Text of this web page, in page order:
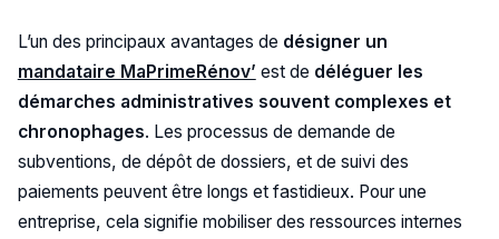
L’un des principaux avantages de désigner un
mandataire MaPrimeRénov’ est de déléguer les
démarches administratives souvent complexes et
chronophages. Les processus de demande de
subventions, de dépôt de dossiers, et de suivi des
paiements peuvent être longs et fastidieux. Pour une
entreprise, cela signifie mobiliser des ressources internes